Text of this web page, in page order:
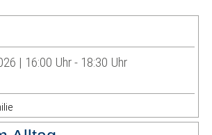
| 16:00 Uhr - 18:30 Uhr